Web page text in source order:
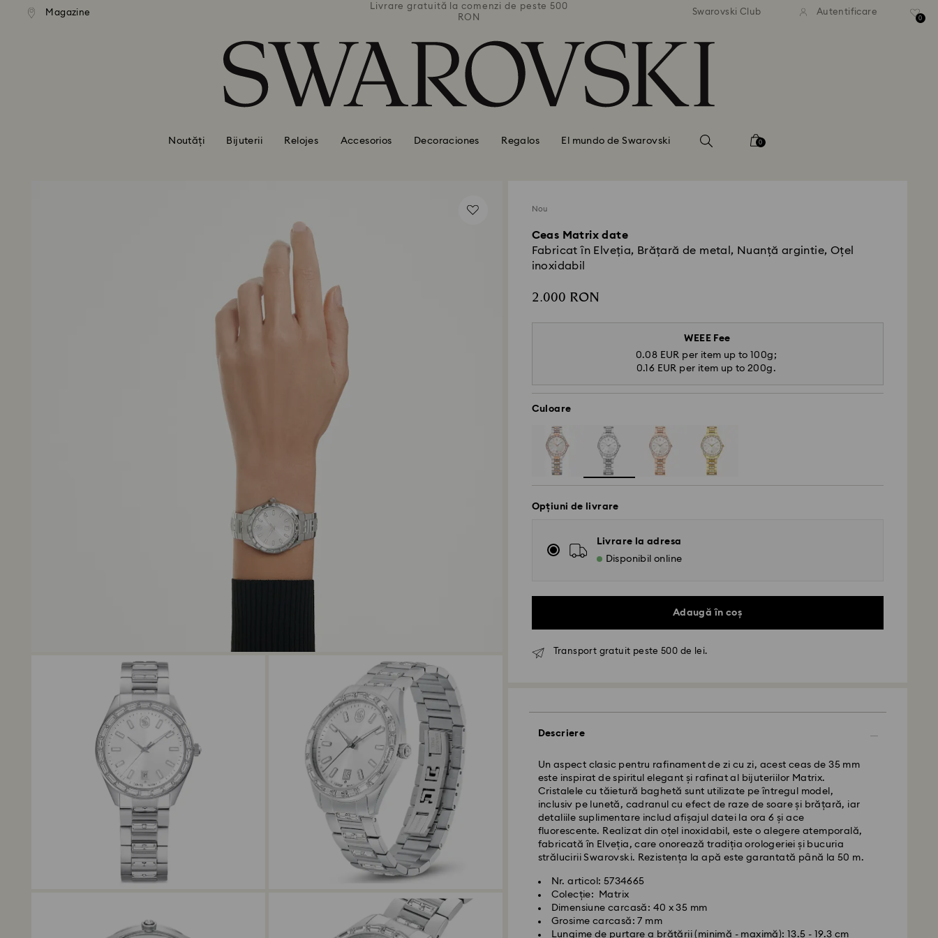
Accesskeys list
Magazine
la comenzi de peste 500
RON
Livrare gratuită la comenzi de peste 500
RON
Livrare gratuită la comenzi de peste 500
Livrare gratuită la comenzi
Swarovski Club Autentificare
0
Noutăți Bijuterii Relojes Accesorios Decoraciones Regalos El mundo de Swarovski 0
Nou
Ceas Matrix date
Fabricat în Elveția, Brățară de metal, Nuanță argintie, Oțel
inoxidabil
2.000 RON
WEEE Fee
0.08 EUR per item up to 100g;
0.16 EUR per item up to 200g.
Culoare
Opțiuni de livrare
Livrare la adresa
Disponibil online
Adaugă în coș
Transport gratuit peste 500 de lei.
Descriere
Un aspect clasic pentru rafinament de zi cu zi, acest ceas de 35 mm
este inspirat de spiritul elegant și rafinat al bijuteriilor Matrix.
Cristalele cu tăietură baghetă sunt utilizate pe întregul model,
inclusiv pe lunetă, cadranul cu efect de raze de soare și brățară, iar
detaliile suplimentare includ afișajul datei la ora 6 și ace
fluorescente. Realizat din oțel inoxidabil, este o alegere atemporală,
fabricată în Elveția, care onorează tradiția orologeriei și bucuria
strălucirii Swarovski. Rezistența la apă este garantată până la 50 m.
Nr. articol: 5734665
Colecție: Matrix
Dimensiune carcasă: 40 x 35 mm
Grosime carcasă: 7 mm
Lungime de purtare a brățării (minimă - maximă): 13.5 - 19.3 cm
Livrare standard - GLS
Comenzile plasate de luni până vineri până la ora 10:00 CET vor fi
procesate și expediate în aceeași zi lucrătoare.
Termen de livrare standard: 4 zile lucrătoare după procesare și
Costul de expediere standard: RON 30
Livrare standard gratuită peste: RON 500
Livrare expres -FedEx